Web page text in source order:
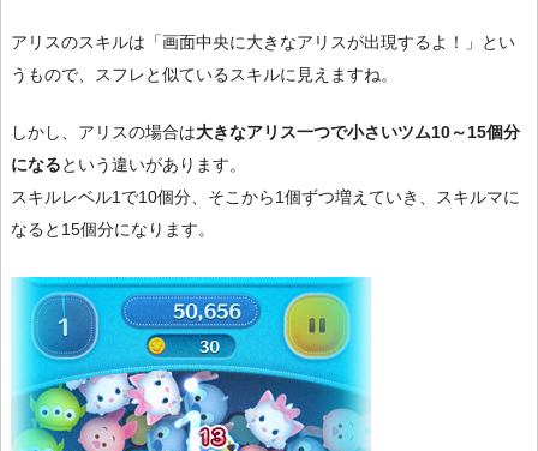
アリスのスキルは「画面中央に大きなアリスが出現するよ！」とい
うもので、スフレと似ているスキルに見えますね。
しかし、アリスの場合は大きなアリス一つで小さいツム10～15個分
になるという違いがあります。
スキルレベル1で10個分、そこから1個ずつ増えていき、スキルマに
なると15個分になります。